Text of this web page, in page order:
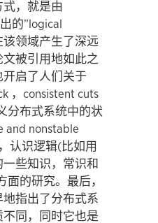
，就是由
的”logical
该领域产生了深远
被引用地如此之
启了人们关于
，consistent cuts
分布式系统中的状
and nonstable
认识逻辑(比如用
些知识，常识和
面的研究。最后，
指出了分布式系
同，同时它也是